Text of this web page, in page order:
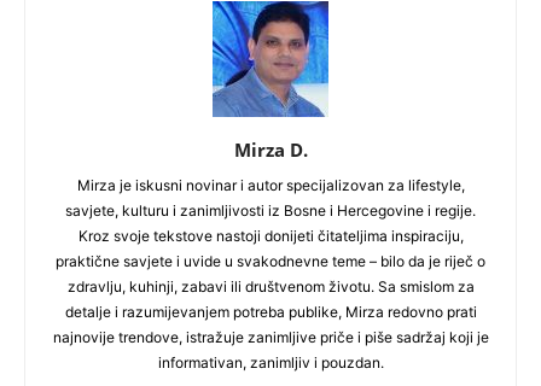
Mirza D.
Mirza je iskusni novinar i autor specijalizovan za lifestyle,
savjete, kulturu i zanimljivosti iz Bosne i Hercegovine i regije.
Kroz svoje tekstove nastoji donijeti čitateljima inspiraciju,
praktične savjete i uvide u svakodnevne teme – bilo da je riječ o
zdravlju, kuhinji, zabavi ili društvenom životu. Sa smislom za
detalje i razumijevanjem potreba publike, Mirza redovno prati
najnovije trendove, istražuje zanimljive priče i piše sadržaj koji je
informativan, zanimljiv i pouzdan.